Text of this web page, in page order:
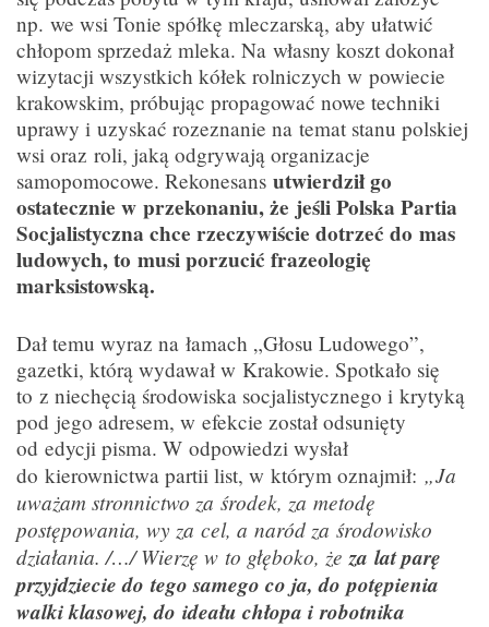
np. we wsi Tonie spółkę mleczarską, aby ułatwić
chłopom sprzedaż mleka. Na własny koszt dokonał
wizytacji wszystkich kółek rolniczych w powiecie
krakowskim, próbując propagować nowe techniki
uprawy i uzyskać rozeznanie na temat stanu polskiej
wsi oraz roli, jaką odgrywają organizacje
samopomocowe. Rekonesans utwierdził go
ostatecznie w przekonaniu, że jeśli Polska Partia
Socjalistyczna chce rzeczywiście dotrzeć do mas
ludowych, to musi porzucić frazeologię
marksistowską.
Dał temu wyraz na łamach „Głosu Ludowego”,
gazetki, którą wydawał w Krakowie. Spotkało się
to z niechęcią środowiska socjalistycznego i krytyką
pod jego adresem, w efekcie został odsunięty
od edycji pisma. W odpowiedzi wysłał
do kierownictwa partii list, w którym oznajmił: „Ja
uważam stronnictwo za środek, za metodę
postępowania, wy za cel, a naród za środowisko
działania. /…/ Wierzę w to głęboko, że za lat parę
przyjdziecie do tego samego co ja, do potępienia
walki klasowej, do ideału chłopa i robotnika